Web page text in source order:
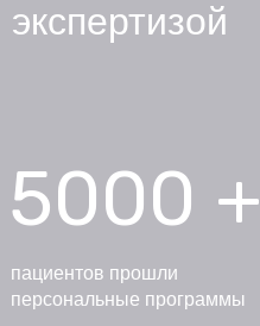
экспертизой
5000 +
пациентов прошли
персональные программы